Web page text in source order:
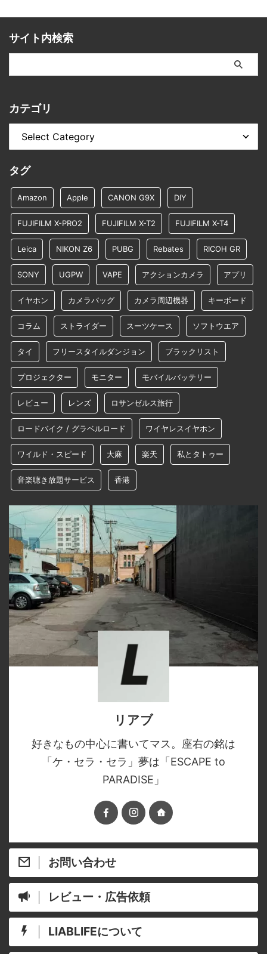
サイト内検索
カテゴリ
タグ
Amazon Apple CANON G9X DIY
FUJIFILM X-PRO2 FUJIFILM X-T2 FUJIFILM X-T4
Leica NIKON Z6 PUBG Rebates RICOH GR
SONY UGPW VAPE アクションカメラ アプリ
イヤホン カメラバッグ カメラ周辺機器 キーボード
コラム ストライダー スーツケース ソフトウエア
タイ フリースタイルダンジョン ブラックリスト
プロジェクター モニター モバイルバッテリー
レビュー レンズ ロサンゼルス旅行
ロードバイク / グラベルロード ワイヤレスイヤホン
ワイルド・スピード 大麻 楽天 私とタトゥー
音楽聴き放題サービス 香港
リアブ
好きなもの中心に書いてマス。座右の銘は
「ケ・セラ・セラ」夢は「ESCAPE to
PARADISE」
お問い合わせ
レビュー・広告依頼
LIABLIFEについて